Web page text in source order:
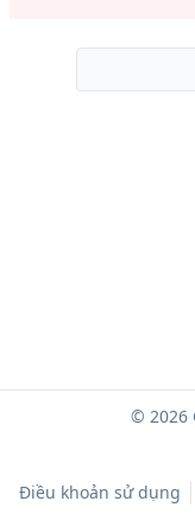
© 2026
Điều khoản sử dụng